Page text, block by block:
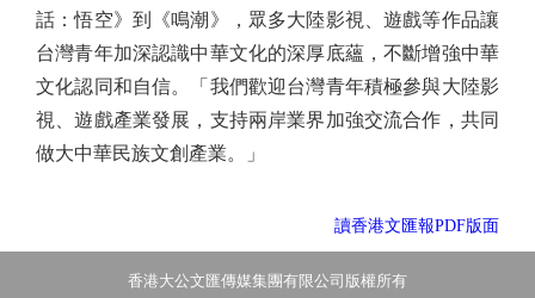
話：悟空》到《鳴潮》，眾多大陸影視、遊戲等作品讓
台灣青年加深認識中華文化的深厚底蘊，不斷增強中華
文化認同和自信。「我們歡迎台灣青年積極參與大陸影
視、遊戲產業發展，支持兩岸業界加強交流合作，共同
做大中華民族文創產業。」
讀香港文匯報PDF版面
香港大公文匯傳媒集團有限公司版權所有